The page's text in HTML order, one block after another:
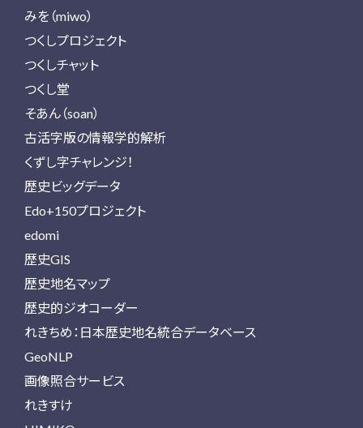
みを（miwo）
つくしプロジェクト
つくしチャット
つくし堂
そあん（soan）
古活字版の情報学的解析
くずし字チャレンジ！
歴史ビッグデータ
Edo+150プロジェクト
edomi
歴史GIS
歴史地名マップ
歴史的ジオコーダー
れきちめ：日本歴史地名統合データベース
GeoNLP
画像照合サービス
れきすけ